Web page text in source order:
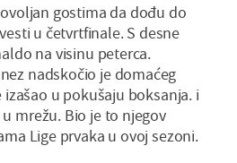
gostima da dođu do
u četvrtfinale. S desne
na visinu peterca.
nadskočio je domaćeg
u pokušaju boksanja. i
mrežu. Bio je to njegov
Lige prvaka u ovoj sezoni.